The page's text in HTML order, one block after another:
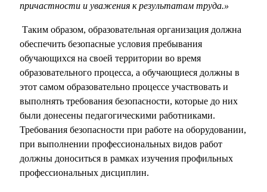
причастности и уважения к результатам труда.»
Таким образом, образовательная организация должна
обеспечить безопасные условия пребывания
обучающихся на своей территории во время
образовательного процесса, а обучающиеся должны в
этот самом образовательно процессе участвовать и
выполнять требования безопасности, которые до них
были донесены педагогическими работниками.
Требования безопасности при работе на оборудовании,
при выполнении профессиональных видов работ
должны доноситься в рамках изучения профильных
профессиональных дисциплин.